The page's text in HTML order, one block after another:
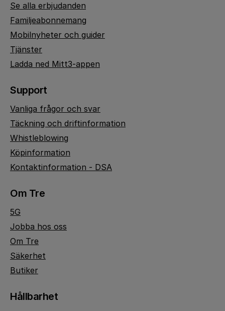
Se alla erbjudanden
Familjeabonnemang
Mobilnyheter och guider
Tjänster
Ladda ned Mitt3-appen
Support
Vanliga frågor och svar
Täckning och driftinformation
Whistleblowing
Köpinformation
Kontaktinformation - DSA
Om Tre
5G
Jobba hos oss
Om Tre
Säkerhet
Butiker
Hållbarhet